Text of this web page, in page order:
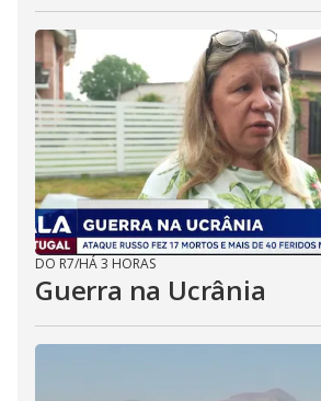
DO R7/HÁ 3 HORAS
Guerra na Ucrânia